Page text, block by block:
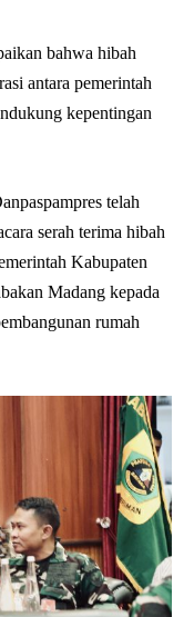
bahwa hibah
antara pemerintah
kepentingan
telah
serah terima hibah
Kabupaten
Madang kepada
rumah